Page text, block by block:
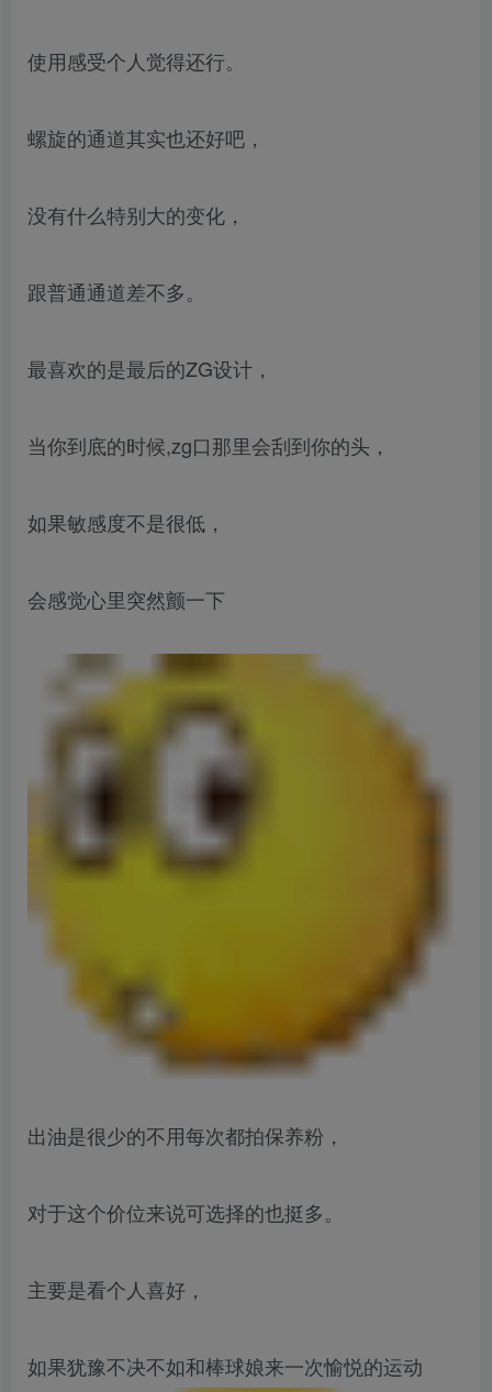
使用感受个人觉得还行。
螺旋的通道其实也还好吧，
没有什么特别大的变化，
跟普通通道差不多。
最喜欢的是最后的ZG设计，
当你到底的时候,zg口那里会刮到你的头，
如果敏感度不是很低，
会感觉心里突然颤一下
出油是很少的不用每次都拍保养粉，
对于这个价位来说可选择的也挺多。
主要是看个人喜好，
如果犹豫不决不如和棒球娘来一次愉悦的运动